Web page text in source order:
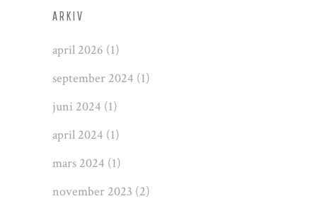
ARKIV
april 2026 (1)
september 2024 (1)
juni 2024 (1)
april 2024 (1)
mars 2024 (1)
november 2023 (2)